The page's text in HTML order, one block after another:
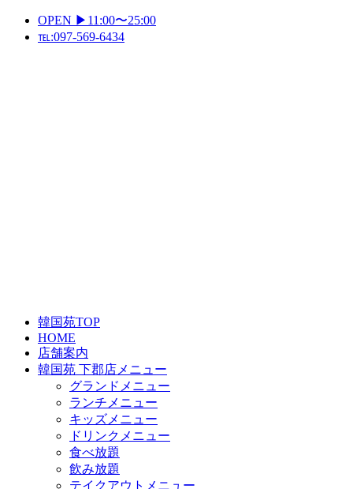
Skip
content
OPEN ▶11:00〜25:00
℡:097-569-6434
韓国苑TOP
HOME
店舗案内
韓国苑 下郡店メニュー
グランドメニュー
ランチメニュー
キッズメニュー
ドリンクメニュー
食べ放題
飲み放題
テイクアウトメニュー